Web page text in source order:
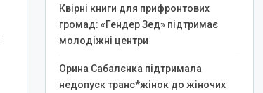
Квірні книги для прифронтових
громад: «Гендер Зед» підтримає
молодіжні центри
Орина Сабалєнка підтримала
недопуск транс*жінок до жіночих